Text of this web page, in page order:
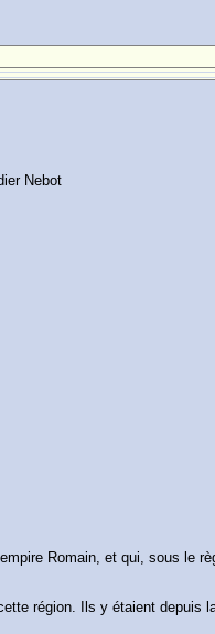
Nebot
Romain, et qui, sous le
région. Ils y étaient depuis